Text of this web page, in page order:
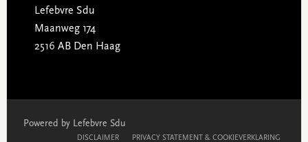
Lefebvre Sdu
Maanweg 174
2516 AB Den Haag
Powered by Lefebvre Sdu
DISCLAIMER PRIVACY STATEMENT & COOKIEVERKLARING